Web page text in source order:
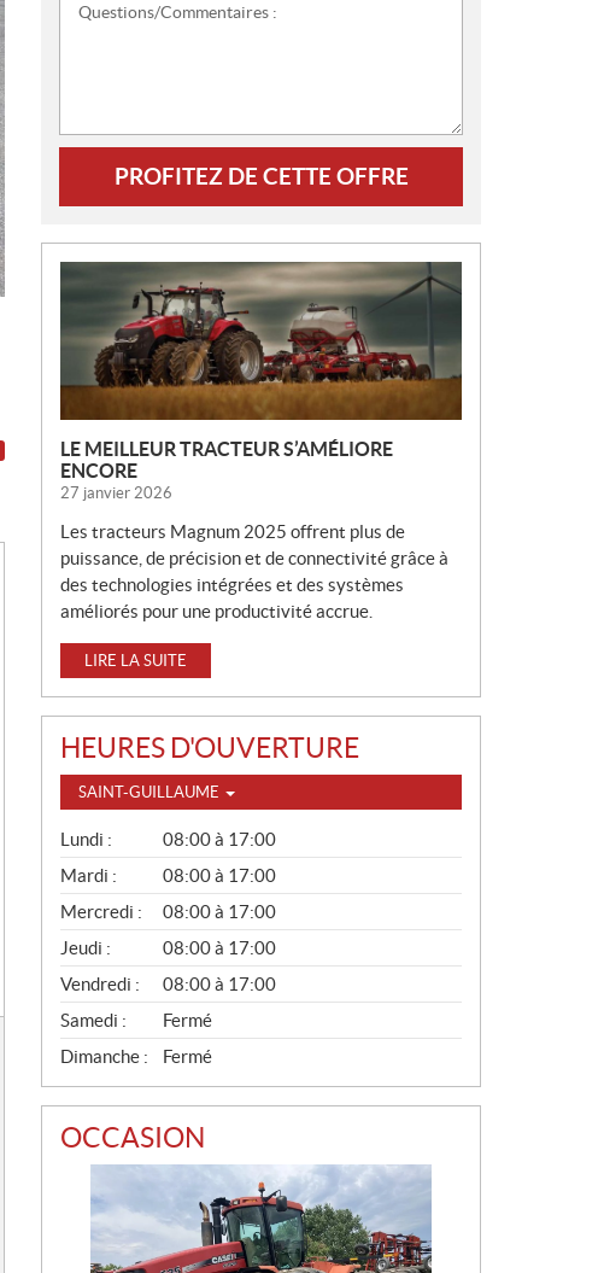
Questions/Commentaires :
PROFITEZ DE CETTE OFFRE
N
U
E
L
L
E
S
LE MEILLEUR TRACTEUR S’AMÉLIORE
ENCORE
27 janvier 2026
Les tracteurs Magnum 2025 offrent plus de
puissance, de précision et de connectivité grâce à
des technologies intégrées et des systèmes
améliorés pour une productivité accrue.
LIRE LA SUITE
HEURES D'OUVERTURE
SAINT-GUILLAUME
G
É
N
É
R
A
L
Lundi :
08:00 à 17:00
Mardi :
08:00 à 17:00
Mercredi :
08:00 à 17:00
Jeudi :
08:00 à 17:00
Vendredi :
08:00 à 17:00
Samedi :
Fermé
Dimanche :
Fermé
OCCASION